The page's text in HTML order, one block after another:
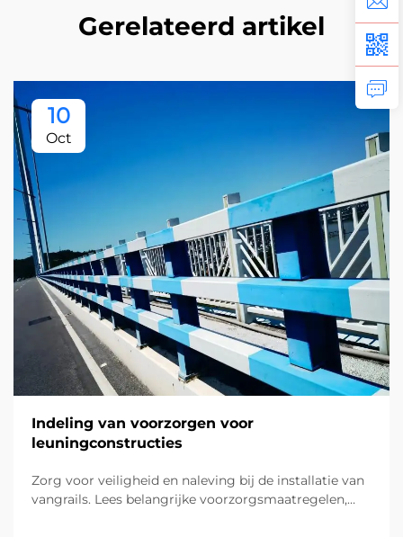
Gerelateerd artikel
10
Oct
Indeling van voorzorgen voor
leuningconstructies
Zorg voor veiligheid en naleving bij de installatie van
vangrails. Lees belangrijke voorzorgsmaatregelen,